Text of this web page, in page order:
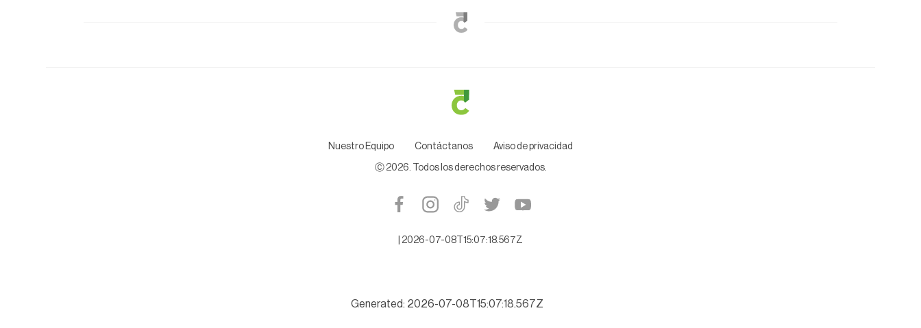
Nuestro Equipo Contáctanos Aviso de privacidad
Ⓒ 2026 . Todos los derechos reservados.
2026-07-08T15:07:18.567Z
Generated: 2026-07-08T15:07:18.567Z